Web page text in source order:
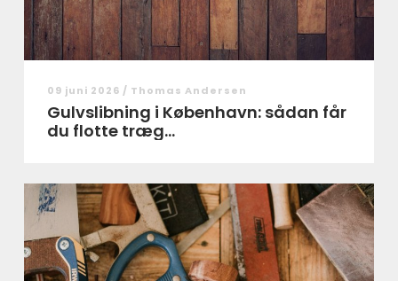
09 juni 2026 / Thomas Andersen
Gulvslibning i København: sådan får
du flotte træg...